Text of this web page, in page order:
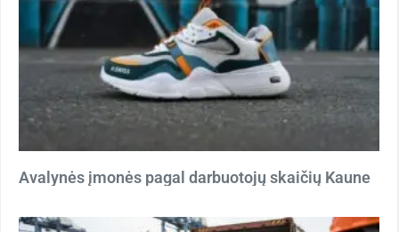
Avalynės įmonės pagal darbuotojų skaičių Kaune